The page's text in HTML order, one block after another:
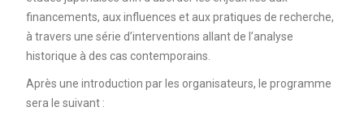
financements, aux influences et aux pratiques de recherche,
à travers une série d’interventions allant de l’analyse
historique à des cas contemporains.
Après une introduction par les organisateurs, le programme
sera le suivant :